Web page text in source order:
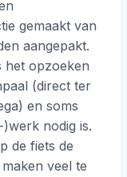
gemaakt van
aangepakt.
het opzoeken
(direct ter
en soms
nodig is.
de fiets de
veel te